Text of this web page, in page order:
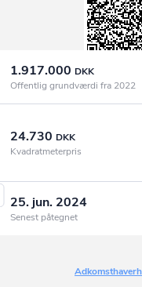
1.917.000 DKK
Offentlig grundværdi fra 2022
24.730 DKK
Kvadratmeterpris
25. jun. 2024
Senest påtegnet